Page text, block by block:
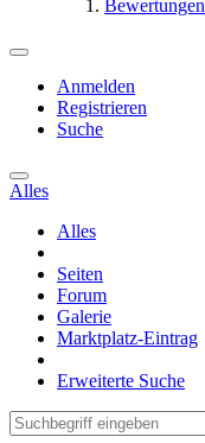
Bewertungen
Anmelden
Registrieren
Suche
Alles
Alles
Seiten
Forum
Galerie
Marktplatz-Eintrag
Erweiterte Suche